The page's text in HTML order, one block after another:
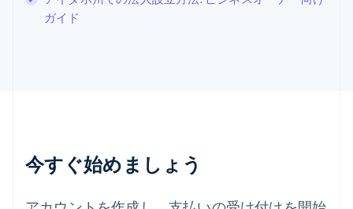
ガイド
今すぐ始めましょう
English
ドイツ
ニュージーランド